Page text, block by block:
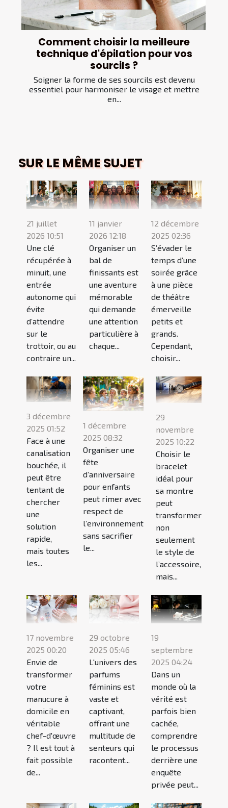
Comment choisir la meilleure
technique d'épilation pour vos
sourcils ?
Soigner la forme de ses sourcils est devenu
essentiel pour harmoniser le visage et mettre
en...
SUR LE MÊME SUJET
21 juillet
2026 10:51
Une clé
récupérée à
minuit, une
entrée
autonome qui
évite
d’attendre
sur le
trottoir, ou au
contraire un...
11 janvier
2026 12:18
Organiser un
bal de
finissants est
une aventure
mémorable
qui demande
une attention
particulière à
chaque...
12 décembre
2025 02:36
S’évader le
temps d’une
soirée grâce
à une pièce
de théâtre
émerveille
petits et
grands.
Cependant,
choisir...
3 décembre
2025 01:52
Face à une
canalisation
bouchée, il
peut être
tentant de
chercher
une
solution
rapide,
mais toutes
les...
1 décembre
2025 08:32
Organiser une
fête
d’anniversaire
pour enfants
peut rimer avec
respect de
l’environnement
sans sacrifier
le...
29
novembre
2025 10:22
Choisir le
bracelet
idéal pour
sa montre
peut
transformer
non
seulement
le style de
l’accessoire,
mais...
17 novembre
2025 00:20
Envie de
transformer
votre
manucure à
domicile en
véritable
chef-d'œuvre
? Il est tout à
fait possible
de...
29 octobre
2025 05:46
L'univers des
parfums
féminins est
vaste et
captivant,
offrant une
multitude de
senteurs qui
racontent...
19
septembre
2025 04:24
Dans un
monde où la
vérité est
parfois bien
cachée,
comprendre
le processus
derrière une
enquête
privée peut...